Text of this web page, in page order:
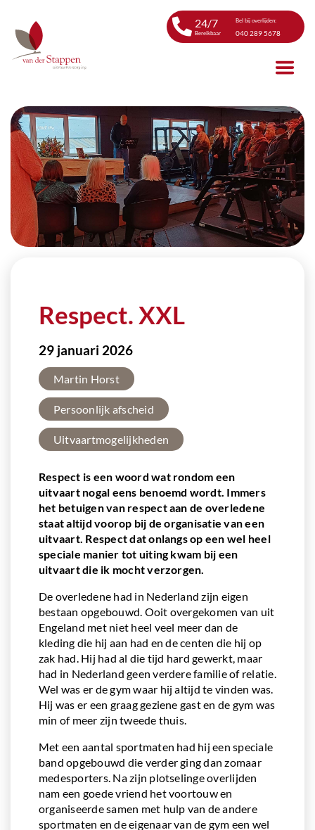
24/7
Bereikbaar
Bel bij overlijden:
040 289 5678
Respect. XXL
29 januari 2026
Martin Horst
Persoonlijk afscheid
Uitvaartmogelijkheden
Respect is een woord wat rondom een
uitvaart nogal eens benoemd wordt. Immers
het betuigen van respect aan de overledene
staat altijd voorop bij de organisatie van een
uitvaart. Respect dat onlangs op een wel heel
speciale manier tot uiting kwam bij een
uitvaart die ik mocht verzorgen.
De overledene had in Nederland zijn eigen
bestaan opgebouwd. Ooit overgekomen van uit
Engeland met niet heel veel meer dan de
kleding die hij aan had en de centen die hij op
zak had. Hij had al die tijd hard gewerkt, maar
had in Nederland geen verdere familie of relatie.
Wel was er de gym waar hij altijd te vinden was.
Hij was er een graag geziene gast en de gym was
min of meer zijn tweede thuis.
Met een aantal sportmaten had hij een speciale
band opgebouwd die verder ging dan zomaar
medesporters. Na zijn plotselinge overlijden
nam een goede vriend het voortouw en
organiseerde samen met hulp van de andere
sportmaten en de eigenaar van de gym een wel